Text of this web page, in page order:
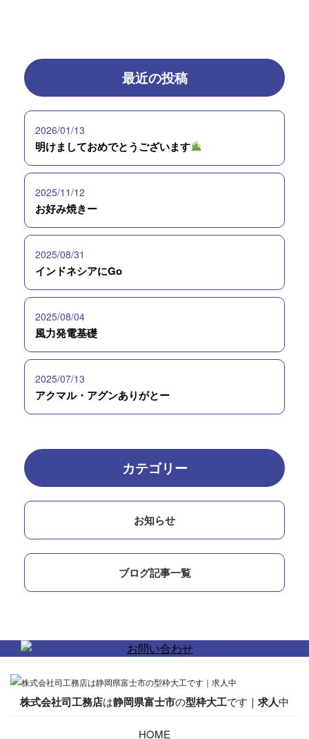
最近の投稿
2026/01/13
明けましておめでとうございます
2025/11/12
お好み焼きー
2025/08/31
インドネシアにGo
2025/08/04
風力発電基礎
2025/07/13
アクマル・アグンありがとー
カテゴリー
お知らせ
ブログ記事一覧
株式会社司工務店は静岡県富士市の型枠大工です｜ 求人中
HOME